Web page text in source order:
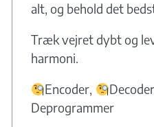
alt, og behold det
Træk vejret dybt og
harmoni.
Encoder,
Deprogrammer